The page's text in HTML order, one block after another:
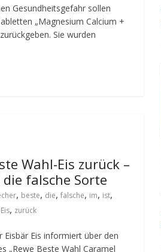
Gesundheitsgefahr sollen
„Magnesium Calcium +
Sie wurden
Wahl-Eis zurück –
falsche Sorte
, beste, die,falsche, im, ist,
, zurück
Eisbär Eis informiert über den
„Rewe Beste Wahl Caramel